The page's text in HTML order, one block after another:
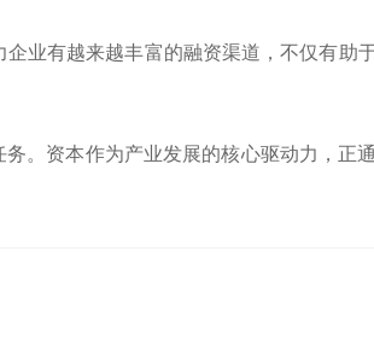
业有越来越丰富的融资渠道，不仅有助
。资本作为产业发展的核心驱动力，正